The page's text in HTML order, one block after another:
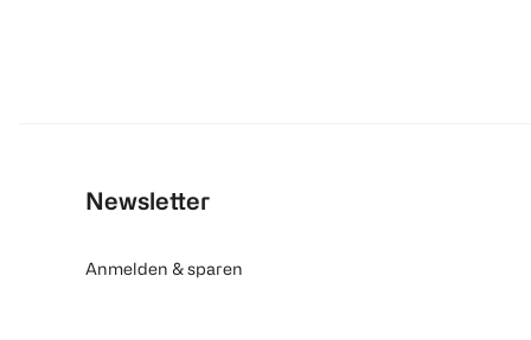
Newsletter
Anmelden & sparen